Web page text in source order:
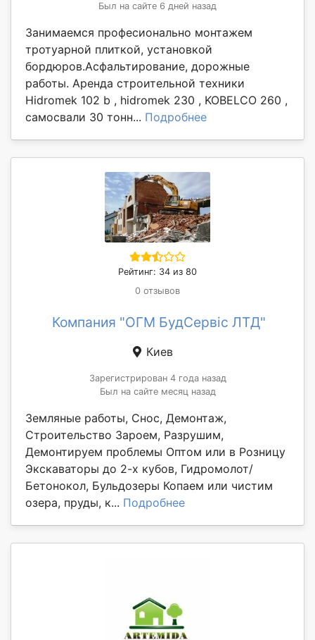
Был на сайте 6 дней назад
Занимаемся професионально монтажем
тротуарной плиткой, установкой
бордюров.Асфальтирование, дорожные
работы. Аренда строительной техники
Hidromek 102 b , hidromek 230 , KOBELCO 260 ,
самосвали 30 тонн... Подробнее
Рейтинг: 34 из 80
0 отзывов
Компания "ОГМ БудСервіс ЛТД"
Киев
Зарегистрирован 4 года назад
Был на сайте месяц назад
Земляные работы, Снос, Демонтаж,
Строительство Зароем, Разрушим,
Демонтируем проблемы Оптом или в Розницу
Экскаваторы до 2-х кубов, Гидромолот/
Бетонокол, Бульдозеры Копаем или чистим
озера, пруды, к... Подробнее